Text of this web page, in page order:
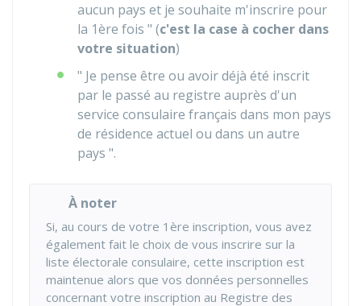
aucun pays et je souhaite m'inscrire pour
la 1ère fois " (c'est la case à cocher dans
votre situation)
" Je pense être ou avoir déjà été inscrit
par le passé au registre auprès d'un
service consulaire français dans mon pays
de résidence actuel ou dans un autre
pays ".
À noter
Si, au cours de votre 1ère inscription, vous avez
également fait le choix de vous inscrire sur la
liste électorale consulaire, cette inscription est
maintenue alors que vos données personnelles
concernant votre inscription au Registre des